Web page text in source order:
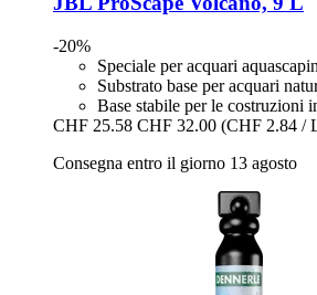
-20%
Speciale per acquari
Substrato base per acquari
Base stabile per le costruzioni
CHF 25.58 CHF 32.00 (CHF 2.84 /
Consegna entro il giorno 13 agosto